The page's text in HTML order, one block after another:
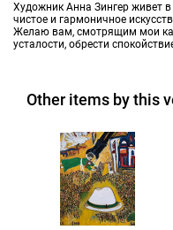
Художник Анна Зингер живет
чистое и гармоничное
Желаю вам, смотрящим мои
усталости, обрести
Other items by this